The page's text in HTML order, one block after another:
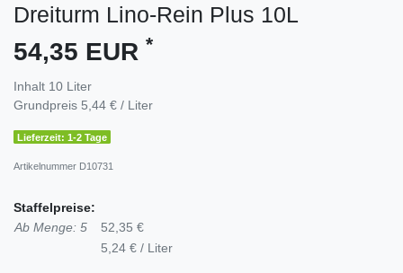
Dreiturm Lino-Rein Plus 10L
54,35 EUR *
Inhalt 10 Liter
Grundpreis 5,44 € / Liter
Lieferzeit: 1-2 Tage
Artikelnummer D10731
Staffelpreise:
Ab Menge: 5
52,35 €
5,24 € / Liter